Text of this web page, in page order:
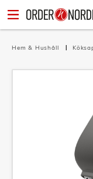
Hem & Hushåll